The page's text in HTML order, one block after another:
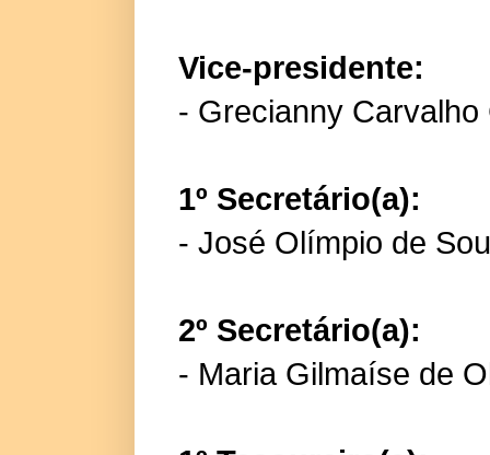
Vice-presidente:
- Grecianny Carvalho
1º Secretário(a):
- José Olímpio de
2º Secretário(a):
- Maria Gilmaíse de